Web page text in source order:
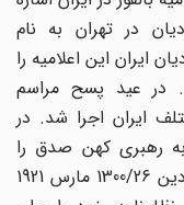
در تهران به نام
ایران این اعلامیه را
در عید پسح مراسم
ایران اجرا شد. در
رهبری کهن صدق را
اعلام کردند.»6 این سازمان در ششم فروردین 1300/26 مارس 1921